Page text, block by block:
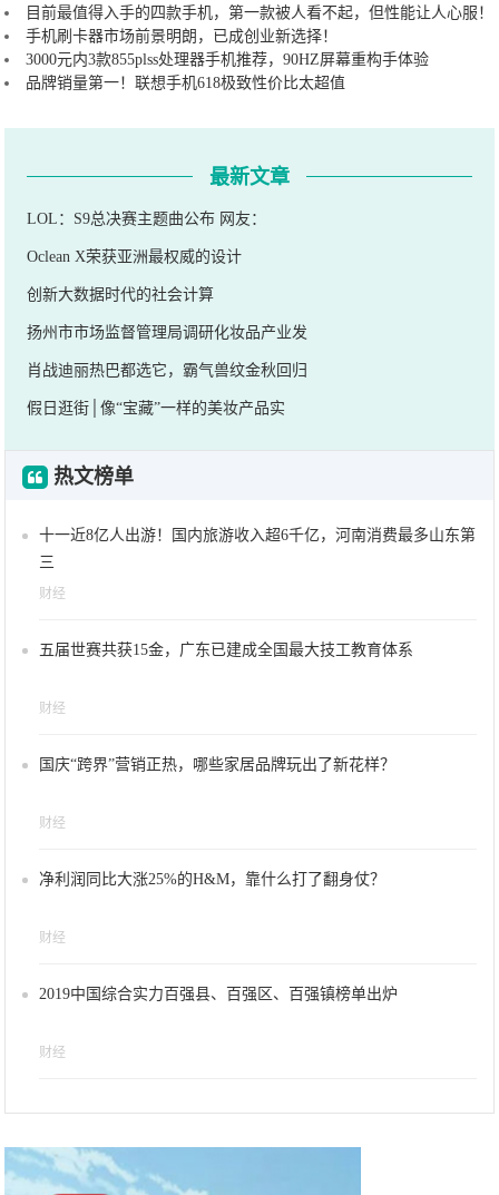
目前最值得入手的四款手机，第一款被人看不起，但性能让人心服！
手机刷卡器市场前景明朗，已成创业新选择！
3000元内3款855plss处理器手机推荐，90HZ屏幕重构手体验
品牌销量第一！联想手机618极致性价比太超值
最新文章
LOL：S9总决赛主题曲公布 网友：
Oclean X荣获亚洲最权威的设计
创新大数据时代的社会计算
扬州市市场监督管理局调研化妆品产业发
肖战迪丽热巴都选它，霸气兽纹金秋回归
假日逛街│像“宝藏”一样的美妆产品实
热文榜单
十一近8亿人出游！国内旅游收入超6千亿，河南消费最多山东第
三
财经
五届世赛共获15金，广东已建成全国最大技工教育体系
财经
国庆“跨界”营销正热，哪些家居品牌玩出了新花样？
财经
净利润同比大涨25%的H&M，靠什么打了翻身仗？
财经
2019中国综合实力百强县、百强区、百强镇榜单出炉
财经